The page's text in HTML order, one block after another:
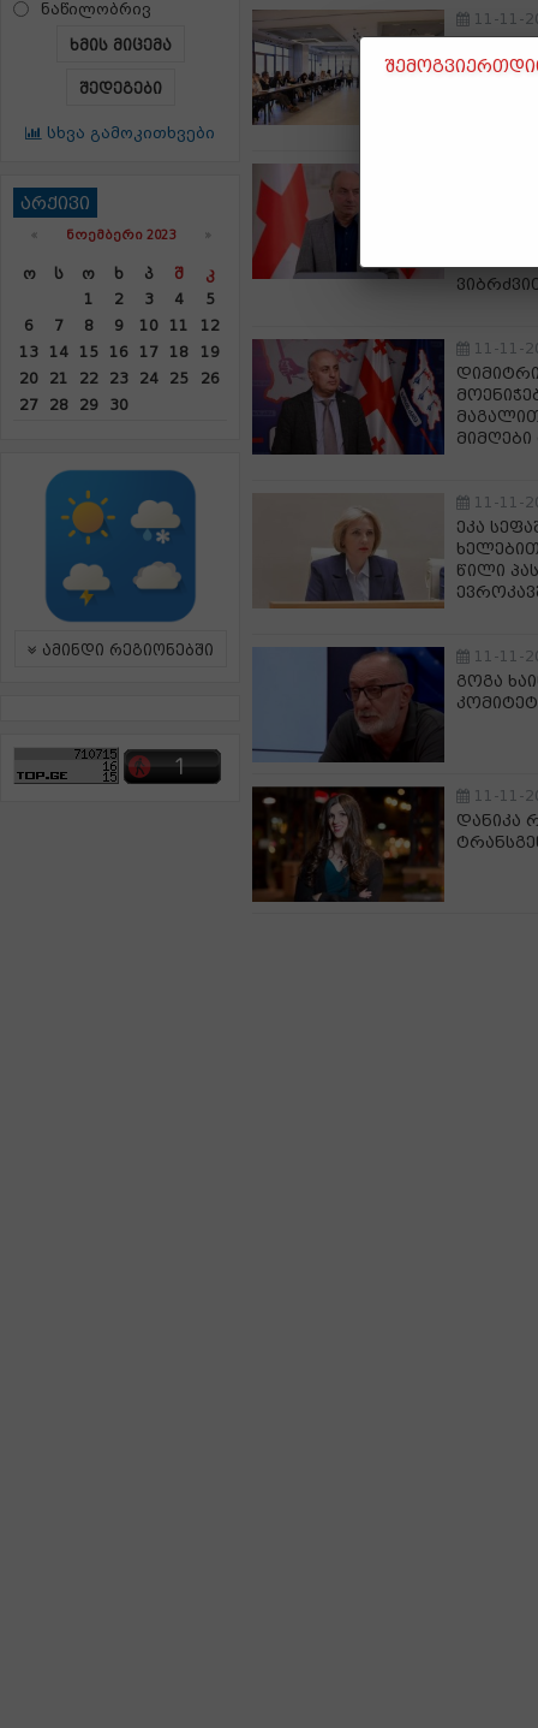
ნაწილობრივ
ხმის მიცემა
შედეგები
სხვა გამოკითხვები
არქივი
« ᲜᲝᲔᲛᲑᲔᲠᲘ 2023 »
Ო Ს Ო Ხ Პ Შ
Კ
1
2 3 4
5
6
7 8 9 10 11
12
13
14 15 16 17 18
19
20
21 22 23 24 25
26
27
28 29 30
ამინდი რეგიონებში
11-11-
ქართულ
11-11-
11-11-
ეკა
წილი
11-11-
გოგა
11-11-
დანიკა